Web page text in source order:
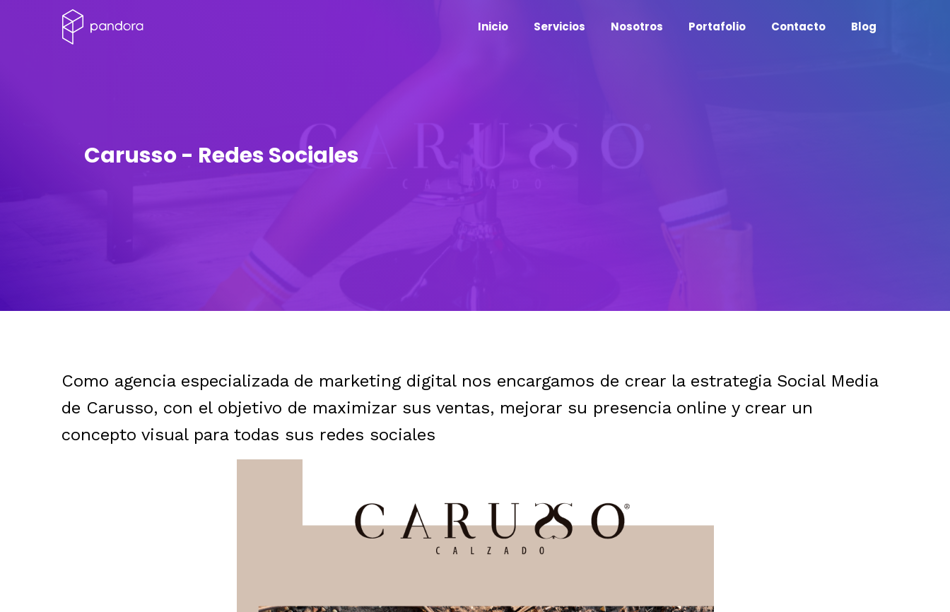
Inicio Servicios Nosotros Portafolio Contacto Blog
Carusso - Redes Sociales
Como agencia especializada de marketing digital nos encargamos de crear la estrategia Social Media
de Carusso, con el objetivo de maximizar sus ventas, mejorar su presencia online y crear un
concepto visual para todas sus redes sociales